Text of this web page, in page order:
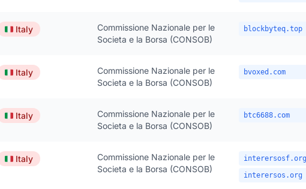
🇮🇹 Italy
Commissione Nazionale per le
Societa e la Borsa (CONSOB)
blockbyteq.top
🇮🇹 Italy
Commissione Nazionale per le
Societa e la Borsa (CONSOB)
bvoxed.com
🇮🇹 Italy
Commissione Nazionale per le
Societa e la Borsa (CONSOB)
btc6688.com
🇮🇹 Italy
Commissione Nazionale per le
Societa e la Borsa (CONSOB)
interersosf.org
interersos.org